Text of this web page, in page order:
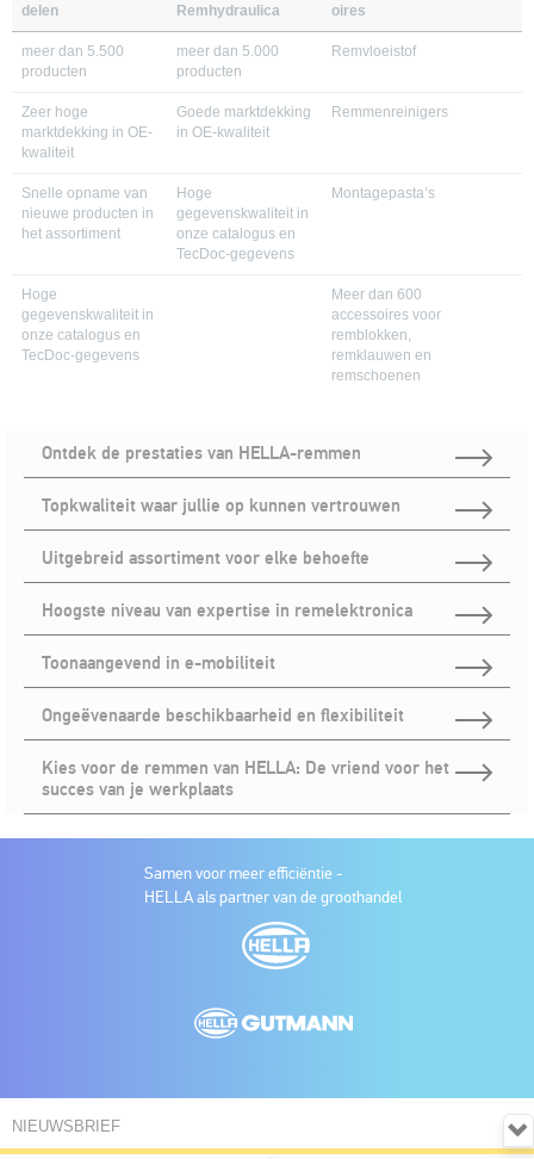
delen
Remhydraulica
oires
meer dan 5.500
producten
meer dan 5.000
producten
Remvloeistof
Zeer hoge
marktdekking in OE-
kwaliteit
Goede marktdekking
in OE-kwaliteit
Remmenreinigers
Snelle opname van
nieuwe producten in
het assortiment
Hoge
gegevenskwaliteit in
onze catalogus en
TecDoc-gegevens
Montagepasta’s
Hoge
gegevenskwaliteit in
onze catalogus en
TecDoc-gegevens
Meer dan 600
accessoires voor
remblokken,
remklauwen en
remschoenen
Ontdek de prestaties van HELLA-remmen
Topkwaliteit waar jullie op kunnen vertrouwen
Uitgebreid assortiment voor elke behoefte
Hoogste niveau van expertise in remelektronica
Toonaangevend in e-mobiliteit
Ongeëvenaarde beschikbaarheid en flexibiliteit
Kies voor de remmen van HELLA: De vriend voor het
succes van je werkplaats
Samen voor meer efficiëntie -
HELLA als partner van de groothandel
NIEUWSBRIEF